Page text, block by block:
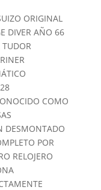
ORIGINAL
DIVER AÑO 66
COMO
DESMONTADO
POR
RELOJERO